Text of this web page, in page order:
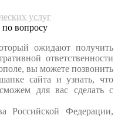
услуг
вопросу
ожидают получить
ответственности
вы можете позвонить
сайта и узнать, что
для вас сделать с
Российской Федерации,